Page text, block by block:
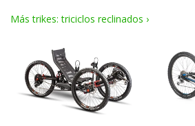
Más trikes: triciclos reclinados ›